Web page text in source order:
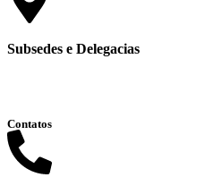
Subsedes e Delegacias
Contatos